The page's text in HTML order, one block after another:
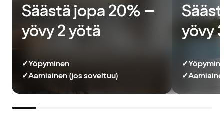
Säästä jopa 20% –
yövy 2 yötä
✓Yöpyminen
✓Aamiainen (jos soveltuu)
yövy
✓
✓